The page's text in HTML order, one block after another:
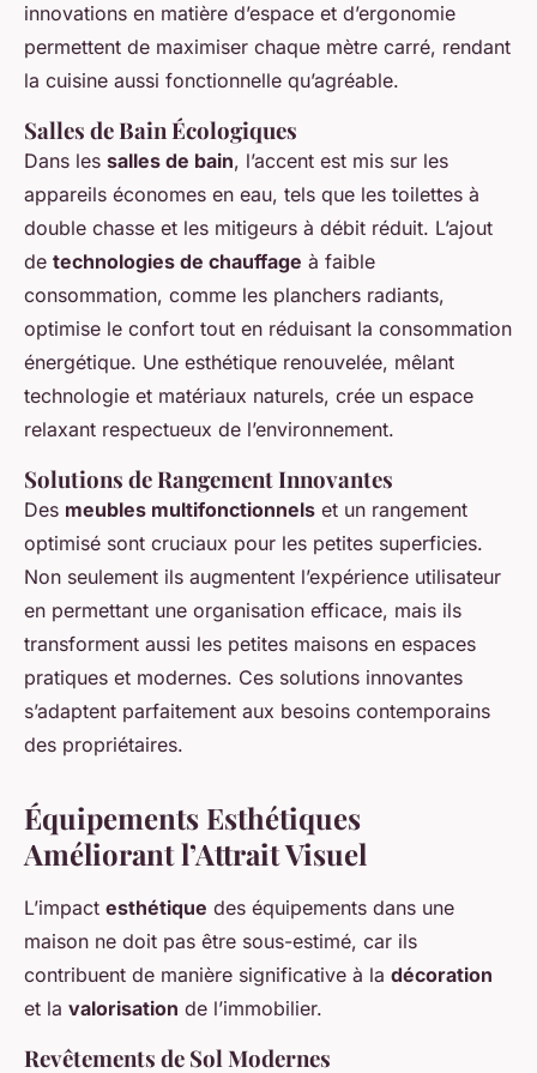
innovations en matière d’espace et d’ergonomie
permettent de maximiser chaque mètre carré, rendant
la cuisine aussi fonctionnelle qu’agréable.
Salles de Bain Écologiques
Dans les salles de bain, l’accent est mis sur les
appareils économes en eau, tels que les toilettes à
double chasse et les mitigeurs à débit réduit. L’ajout
de technologies de chauffage à faible
consommation, comme les planchers radiants,
optimise le confort tout en réduisant la consommation
énergétique. Une esthétique renouvelée, mêlant
technologie et matériaux naturels, crée un espace
relaxant respectueux de l’environnement.
Solutions de Rangement Innovantes
Des meubles multifonctionnels et un rangement
optimisé sont cruciaux pour les petites superficies.
Non seulement ils augmentent l’expérience utilisateur
en permettant une organisation efficace, mais ils
transforment aussi les petites maisons en espaces
pratiques et modernes. Ces solutions innovantes
s’adaptent parfaitement aux besoins contemporains
des propriétaires.
Équipements Esthétiques
Améliorant l’Attrait Visuel
L’impact esthétique des équipements dans une
maison ne doit pas être sous-estimé, car ils
contribuent de manière significative à la décoration
et la valorisation de l’immobilier.
Revêtements de Sol Modernes